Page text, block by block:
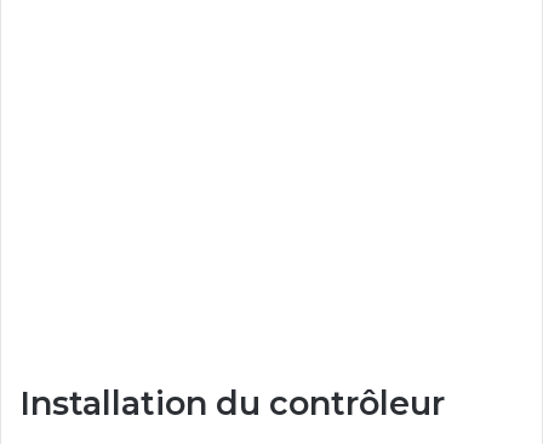
Installation du contrôleur